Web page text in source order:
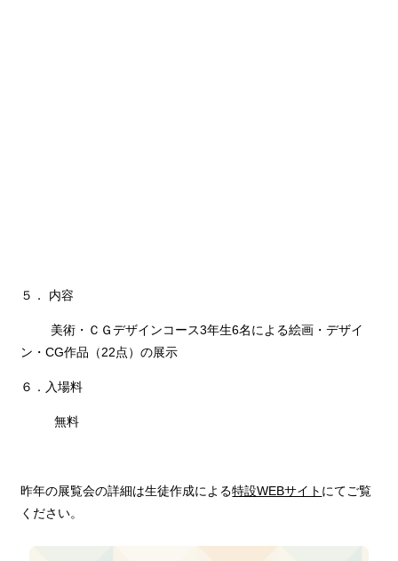
５． 内容
美術・ＣＧデザインコース3年生6名による絵画・デザイ
ン・CG作品（22点）の展示
６．入場料
無料
昨年の展覧会の詳細は生徒作成による特設WEBサイト にてご覧
ください。